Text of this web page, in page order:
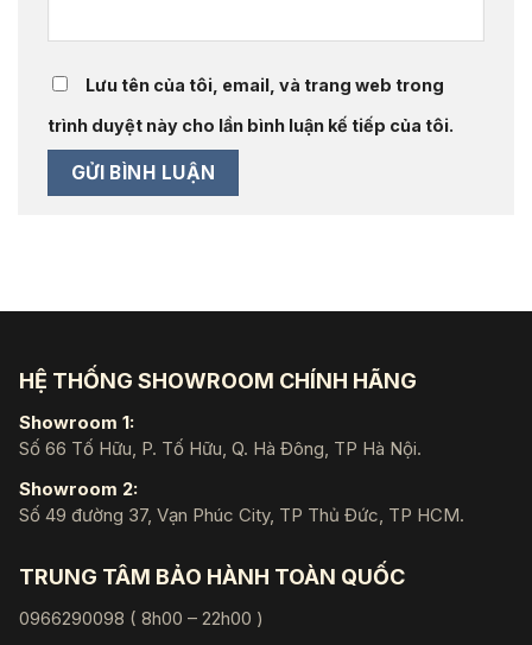
Lưu tên của tôi, email, và trang web trong
trình duyệt này cho lần bình luận kế tiếp của tôi.
HỆ THỐNG SHOWROOM CHÍNH HÃNG
Showroom 1:
Số 66 Tố Hữu, P. Tố Hữu, Q. Hà Đông, TP Hà Nội.
Showroom 2:
Số 49 đường 37, Vạn Phúc City, TP Thủ Đức, TP HCM.
TRUNG TÂM BẢO HÀNH TOÀN QUỐC
0966290098 ( 8h00 – 22h00 )